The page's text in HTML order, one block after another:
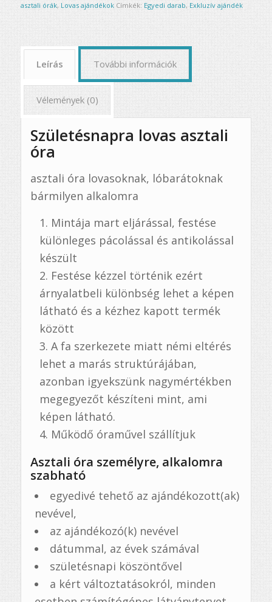
asztali órák, Lovas ajándékok Címkék: Egyedi darab, Exkluzív ajándék
Leírás További információk
Vélemények (0)
Születésnapra lovas asztali
óra
asztali óra lovasoknak, lóbarátoknak
bármilyen alkalomra
Mintája mart eljárással, festése
különleges pácolással és antikolással
készült
Festése kézzel történik ezért
árnyalatbeli különbség lehet a képen
látható és a kézhez kapott termék
között
A fa szerkezete miatt némi eltérés
lehet a marás struktúrájában,
azonban igyekszünk nagymértékben
megegyezőt készíteni mint, ami
képen látható.
Működő óraművel szállítjuk
Asztali óra személyre, alkalomra
szabható
egyedivé tehető az ajándékozott(ak)
nevével,
az ajándékozó(k) nevével
dátummal, az évek számával
születésnapi köszöntővel
a kért változtatásokról, minden